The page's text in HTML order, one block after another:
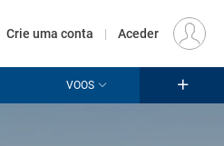
EUR
Crie uma conta | Aceder
VOOS